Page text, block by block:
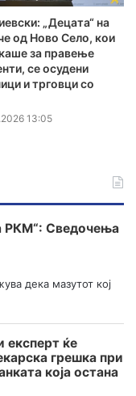
„Децата“ на
од Ново Село, кои
за правење
се осудени
и трговци со
13:05
РКМ“: Сведочења
дека мазутот кој
експерт ќе
грешка при
која остана